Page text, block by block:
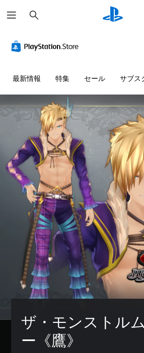
索
最新情報 特集 セール サブス
ザ・モンストル
ー《鷹》